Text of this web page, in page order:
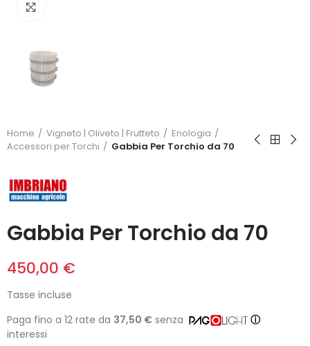
Home Vigneto | Oliveto | Frutteto
Enologia
Accessori per Torchi
Gabbia Per Torchio da 70
Gabbia Per Torchio da 70
450,00 €
Tasse incluse
Paga fino a 12 rate da 37,50 € senza
interessi
ⓘ